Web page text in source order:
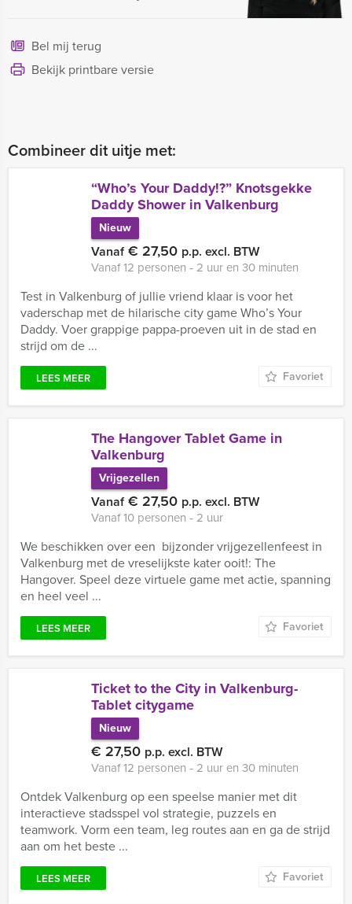
Bel mij terug
Bekijk printbare versie
Combineer dit uitje met:
“Who’s Your Daddy!?” Knotsgekke
Daddy Shower in Valkenburg
Nieuw
Vanaf€ 27,50 p.p. excl. BTW
Vanaf 12 personen ‐ 2 uur en 30 minuten
Test in Valkenburg of jullie vriend klaar is voor het
vaderschap met de hilarische city game Who’s Your
Daddy. Voer grappige pappa-proeven uit in de stad en
strijd om de ...
LEES MEER Favoriet
The Hangover Tablet Game in
Valkenburg
Vrijgezellen
Vanaf€ 27,50 p.p. excl. BTW
Vanaf 10 personen ‐ 2 uur
We beschikken over een bijzonder vrijgezellenfeest in
Valkenburg met de vreselijkste kater ooit!: The
Hangover. Speel deze virtuele game met actie, spanning
en heel veel ...
LEES MEER Favoriet
Ticket to the City in Valkenburg-
Tablet citygame
Nieuw
€ 27,50 p.p. excl. BTW
Vanaf 12 personen ‐ 2 uur en 30 minuten
Ontdek Valkenburg op een speelse manier met dit
interactieve stadsspel vol strategie, puzzels en
teamwork. Vorm een team, leg routes aan en ga de strijd
aan om het beste ...
LEES MEER Favoriet